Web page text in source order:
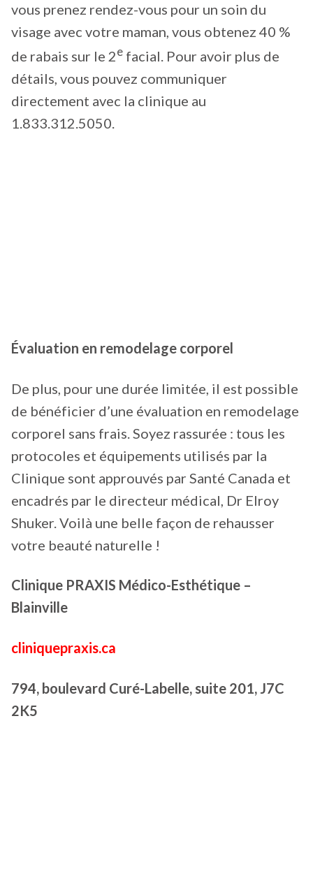
vous prenez rendez-vous pour un soin du
visage avec votre maman, vous obtenez 40 %
de rabais sur le 2e facial. Pour avoir plus de
détails, vous pouvez communiquer
directement avec la clinique au
1.833.312.5050.
Évaluation en remodelage corporel
De plus, pour une durée limitée, il est possible
de bénéficier d’une évaluation en remodelage
corporel sans frais. Soyez rassurée : tous les
protocoles et équipements utilisés par la
Clinique sont approuvés par Santé Canada et
encadrés par le directeur médical, Dr Elroy
Shuker. Voilà une belle façon de rehausser
votre beauté naturelle !
Clinique PRAXIS Médico-Esthétique –
Blainville
cliniquepraxis.ca
794, boulevard Curé-Labelle, suite 201, J7C
2K5